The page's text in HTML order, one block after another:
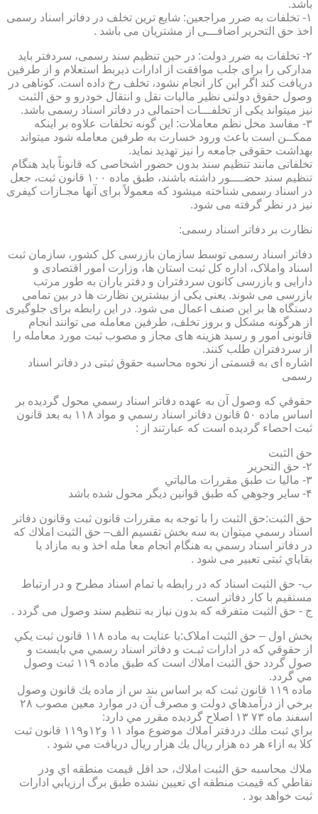
باشد.
۱- تخلفات به ضرر مراجعین: شایع ترین تخلف در دفاتر اسناد رسمی
اخذ حق التحریر اضافـــی از مشتریان می باشد .
۲- تخلفات به ضرر دولت: در حین تنظیم سند رسمی، سردفتر باید
مدارکی را برای جلب موافقت از ادارات ذیربط استعلام و از طرفین
دریافت کند اگر این کار انجام نشود، تخلف رخ داده است. کوتاهی در
وصول حقوق دولتی نظیر مالیات نقل و انتقال خودرو و حق الثبت
نیز میتواند یکی از تخلفـــات احتمالی در دفاتر اسناد رسمی باشد.
۳- مفاسد مخل نظم معاملات: این گونه تخلفات علاوه بر اینکه
ممکــن است باعث ورود خسارت به طرفین معامله شود میتواند
بهداشت حقوقی جامعه را نیز تهدید نماید.
تخلفاتی مانند تنظیم سند بدون حضور اشخاصی که قانوناً باید هنگام
تنظیم سند حضــــور داشته باشند، طبق ماده ۱۰۰ قانون ثبت، جعل
در اسناد رسمی شناخته میشود که معمولاً برای آنها مجـازات کیفری
نیز در نظر گرفته می شود.
نظارت بر دفاتر اسناد رسمی:
دفاتر اسناد رسمی توسط سازمان بازرسی کل کشور، سازمان ثبت
اسناد واملاک، اداره کل ثبت استان ها، وزارت امور اقتصادی و
دارایی و بازرسی کانون سردفتران و دفتر یاران به طور مرتب
بازرسی می شوند. یعنی یکی از بیشترین نظارت ها در بین تمامی
دستگاه ها بر این صنف اعمال می شود. در این رابطه برای جلوگیری
از هرگونه مشکل و بروز تخلف، طرفین معامله می توانند انجام
قانونی امور و رسید هزینه های مجاز و مصوب ثبت مورد معامله را
از سردفتران طلب کنند.
اشاره ای به قسمتی از نحوه محاسبه حقوق ثبتی در دفاتر اسناد
رسمی
حقوقي كه وصول آن به عهده دفاتر اسناد رسمي محول گرديده بر
اساس ماده ۵۰ قانون دفاتر اسناد رسمي و مواد ۱۱۸ به بعد قانون
ثبت احصاء گرديده است كه عبارتند از :
حق الثبت
۲- حق التحرير
۳- ماليا ت طبق مقررات مالياتي
۴- ساير وجوهي كه طبق قوانين ديگر محول شده باشد
حق الثبت:حق الثبت را با توجه به مقررات قانون ثبت وقانون دفاتر
اسناد رسمي ميتوان به سه بخش تقسيم الف– حق الثبت املاك كه
در دفاتر اسناد رسمي به هنگام انجام معا مله اخذ و به مازاد يا
بقاياي ثبتی تعبیر می شود .
ب- حق الثبت اسناد كه در رابطه با تمام اسناد مطرح و در ارتباط
مستقيم با كار دفاتر است .
ج - حق الثبت متفرقه كه بدون نياز به تنظیم سند وصول می گردد .
بخش اول – حق الثبت املاک:با عنايت به ماده ۱۱۸ قانون ثبت يكي
از حقوقي كه در ادارات ثبـت و دفاتر اسناد رسمي مي بايست و
صول گردد حق الثبت املاك است كه طبق ماده ۱۱۹ ثبت وصول
مي گردد.
ماده ۱۱۹ قانون ثبت كه بر اساس بند س از ماده يك قانون وصول
برخي از درآمدهاي دولت و مصرف آن در موارد معين مصوب ۲۸
اسفند ماه ۷۳ ۱۳ اصلاح گرديده مقرر مي دارد:
براي ثبت ملك دردفتر املاك موضوع مواد ۱۱ و۱۲و۱۱۹ قانون ثبت
كلا به ازاء هر ده هزار ريال يك هزار ريال دريافت مي شود .
ملاك محاسبه حق الثبت املاك، حد اقل قيمت منطقه اي ودر
نقاطي كه قيمت منطقه اي تعيين نشده طبق برگ ارزيابي ادارات
ثبت خواهد بود .